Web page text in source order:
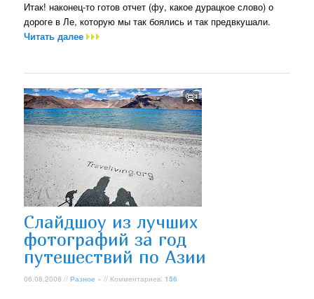
Итак! наконец-то готов отчет (фу, какое дурацкое слово) о
дороге в Ле, которую мы так боялись и так предвкушали.
Читать далее
Слайдшоу из лучших
фотографий за год
путешествий по Азии
06.08.2008 //Разное » // Комментариев:156